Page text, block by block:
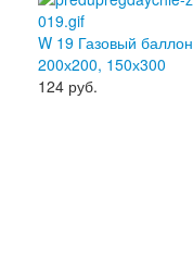
W 19 Газовый баллон
200х200, 150х300
124 руб.